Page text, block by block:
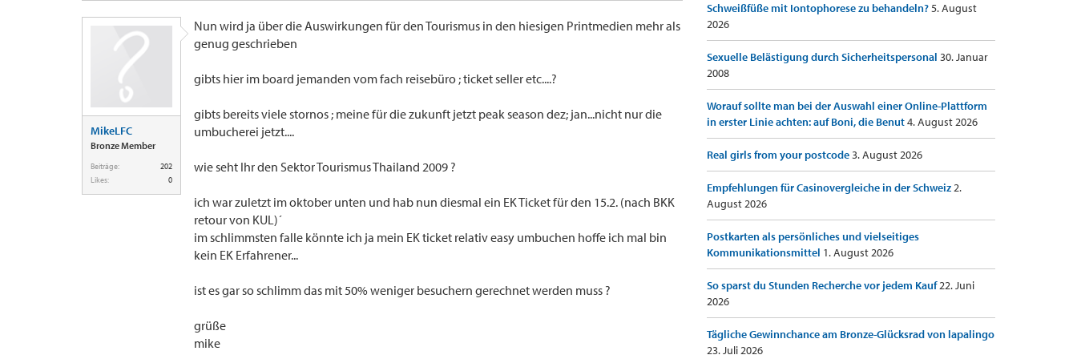
MikeLFC
Bronze Member
Beiträge:
202
Likes:
0
Nun wird ja über die Auswirkungen für den Tourismus in den hiesigen Printmedien mehr als
genug geschrieben
gibts hier im board jemanden vom fach reisebüro ; ticket seller etc....?
gibts bereits viele stornos ; meine für die zukunft jetzt peak season dez; jan...nicht nur die
umbucherei jetzt....
wie seht Ihr den Sektor Tourismus Thailand 2009 ?
ich war zuletzt im oktober unten und hab nun diesmal ein EK Ticket für den 15.2. (nach BKK
retour von KUL)´
im schlimmsten falle könnte ich ja mein EK ticket relativ easy umbuchen hoffe ich mal bin
kein EK Erfahrener...
ist es gar so schlimm das mit 50% weniger besuchern gerechnet werden muss ?
grüße
mike
Schweißfüße mit Iontophorese zu behandeln?5. August
2026
Sexuelle Belästigung durch Sicherheitspersonal 30. Januar
2008
Worauf sollte man bei der Auswahl einer Online-Plattform
in erster Linie achten: auf Boni, die Benut4. August 2026
Real girls from your postcode3. August 2026
Empfehlungen für Casinovergleiche in der Schweiz2.
August 2026
Postkarten als persönliches und vielseitiges
Kommunikationsmittel 1. August 2026
So sparst du Stunden Recherche vor jedem Kauf22. Juni
2026
Tägliche Gewinnchance am Bronze-Glücksrad von lapalingo
23. Juli 2026